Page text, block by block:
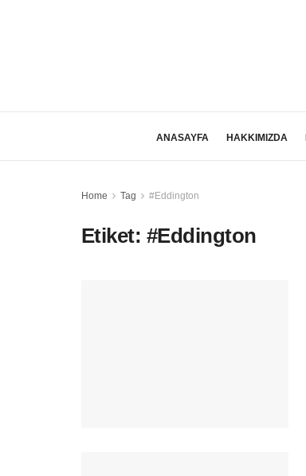
ANASAYFA HAKKIMIZDA
Home Tag #Eddington
Etiket: #Eddington